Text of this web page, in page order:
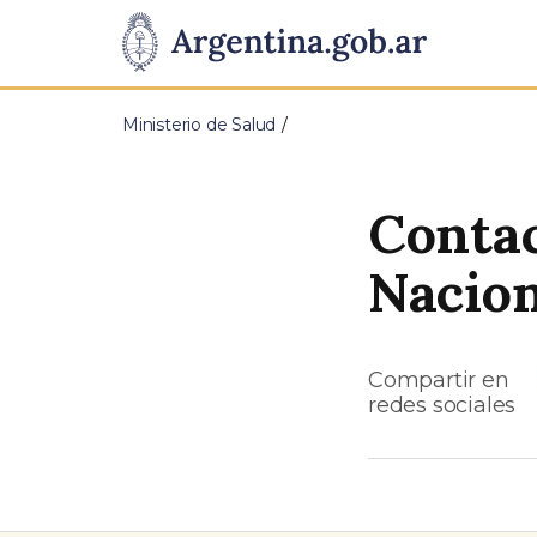
Presidencia
de
Pasar al contenido principal
Ministerio de Salud
Compartir en
redes sociales